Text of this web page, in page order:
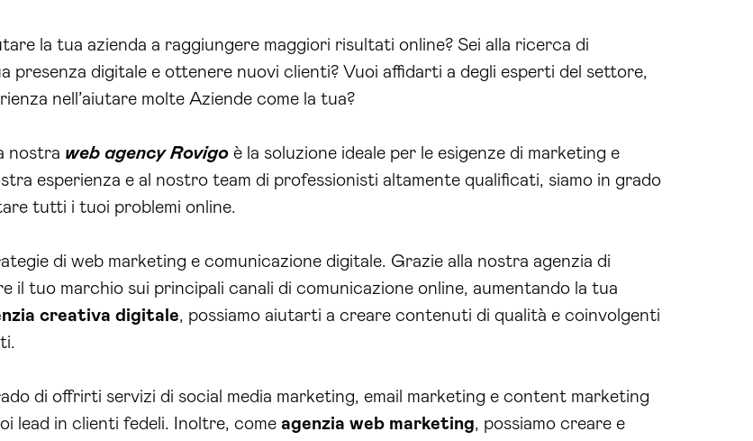
la tua azienda a raggiungere maggiori risultati online? Sei alla ricerca di
presenza digitale e ottenere nuovi clienti? Vuoi affidarti a degli esperti del settore,
nell’aiutare molte Aziende come la tua?
nostra web agency Rovigo è la soluzione ideale per le esigenze di marketing e
esperienza e al nostro team di professionisti altamente qualificati, siamo in grado
tutti i tuoi problemi online.
di web marketing e comunicazione digitale. Grazie alla nostra agenzia di
il tuo marchio sui principali canali di comunicazione online, aumentando la tua
creativa digitale, possiamo aiutarti a creare contenuti di qualità e coinvolgenti
di offrirti servizi di social media marketing, email marketing e content marketing
lead in clienti fedeli. Inoltre, come agenzia web marketing, possiamo creare e